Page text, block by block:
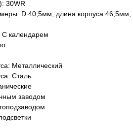
30WR
D 40,5мм, длина корпуса
С календарем
Металлический
Сталь
заводом